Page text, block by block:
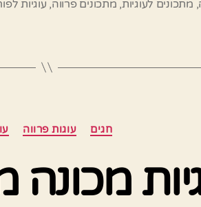
, מתכונים לעוגיות, מתכונים פרווה, עוגיות
קטגוריות חגים עוגות פרווה
מכונה